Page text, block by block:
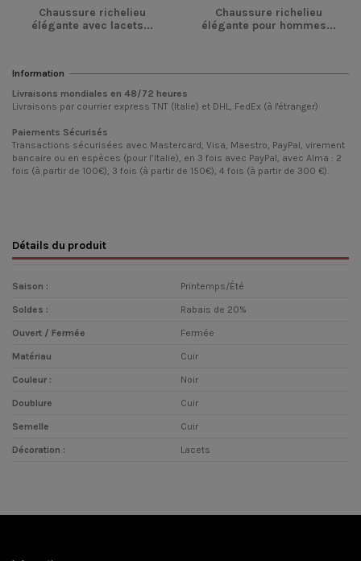
Chaussure richelieu
élégante avec lacets...
Chaussure richelieu
élégante pour hommes...
Information
Livraisons mondiales en 48/72 heures
Livraisons par courrier express TNT (Italie) et DHL, FedEx (à l'étranger)
Paiements Sécurisés
Transactions sécurisées avec Mastercard, Visa, Maestro, PayPal, virement
bancaire ou en espèces (pour l’Italie), en 3 fois avec PayPal, avec Alma : 2
fois (à partir de 100€), 3 fois (à partir de 150€), 4 fois (à partir de 300 €).
Détails du produit
Saison : Printemps/Été
Soldes : Rabais de 20%
Ouvert / Fermée Fermée
Matériau Cuir
Couleur : Noir
Doublure Cuir
Semelle Cuir
Décoration : Lacets